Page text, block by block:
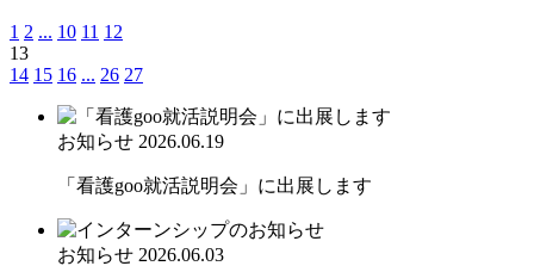
1 2 ... 10 11 12
13
14 15 16 ... 26 27
お知らせ 2026.06.19
「看護goo就活説明会」に出展します
お知らせ 2026.06.03